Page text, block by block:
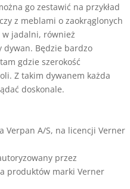
go zestawić na przykład
z meblami o zaokrąglonych
w jadalni, również
dywan. Będzie bardzo
gdzie szerokość
Z takim dywanem każda
doskonale.
Verpan A/S, na licencji Verner
przez
produktów marki Verner